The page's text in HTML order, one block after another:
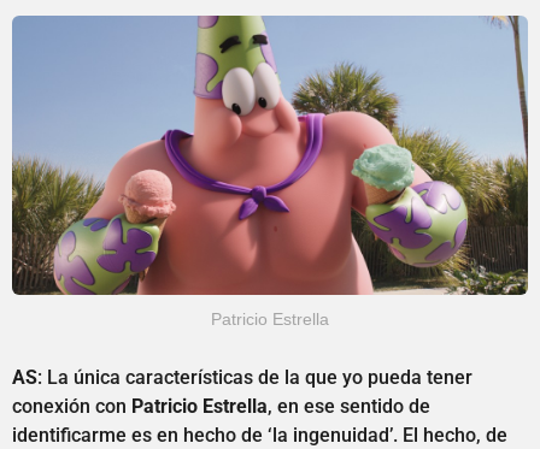
Patricio Estrella
AS: La única características de la que yo pueda tener
conexión con Patricio Estrella, en ese sentido de
identificarme es en hecho de ‘la ingenuidad’. El hecho, de